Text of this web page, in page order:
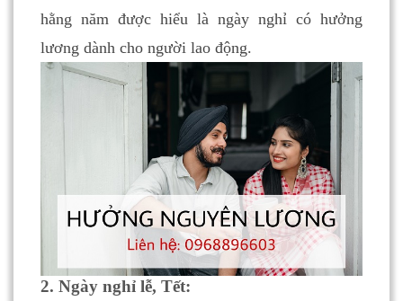
hằng năm được hiểu là ngày nghỉ có hưởng
lương dành cho người lao động.
2. Ngày nghỉ lễ, Tết: